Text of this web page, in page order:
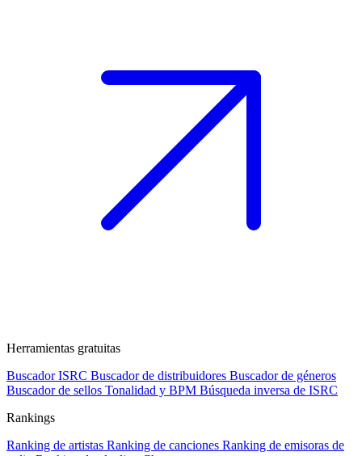
Herramientas gratuitas
Buscador ISRC Buscador de distribuidores Buscador de géneros
Buscador de sellos Tonalidad y BPM Búsqueda inversa de ISRC
Rankings
Ranking de artistas Ranking de canciones Ranking de emisoras de